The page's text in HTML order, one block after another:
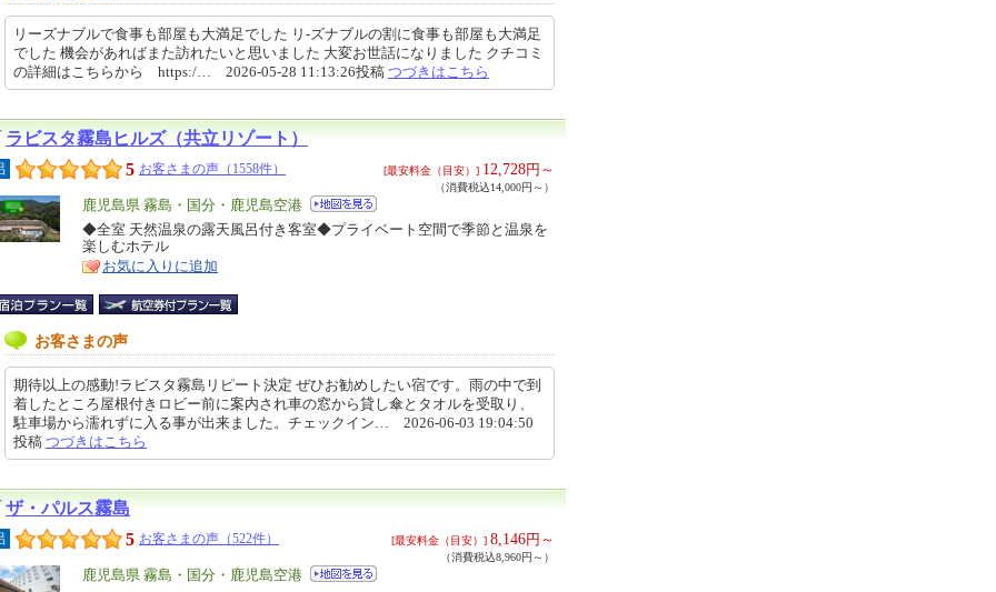
リーズナブルで食事も部屋も大満足でした リ-ズナブルの割に食事も部屋も大満足
でした 機会があればまた訪れたいと思いました 大変お世話になりました クチコミ
の詳細はこちらから https:/… 2026-05-28 11:13:26投稿 つづきはこちら
ラビスタ霧島ヒルズ（共立リゾート）
5 お客さまの声（1558件） [最安料金（目安）] 12,728円～
（消費税込14,000円～）
エ
リ
ア
鹿児島県 霧島・国分・鹿児島空港
特
徴
◆全室 天然温泉の露天風呂付き客室◆プライベート空間で季節と温泉を
楽しむホテル
お気に入りに追加
お客さまの声
期待以上の感動!ラビスタ霧島リピート決定 ぜひお勧めしたい宿です。雨の中で到
着したところ屋根付きロビー前に案内され車の窓から貸し傘とタオルを受取り、
駐車場から濡れずに入る事が出来ました。チェックイン… 2026-06-03 19:04:50
投稿 つづきはこちら
ザ・パルス霧島
5 お客さまの声（522件） [最安料金（目安）] 8,146円～
（消費税込8,960円～）
エ
鹿児島県 霧島・国分・鹿児島空港